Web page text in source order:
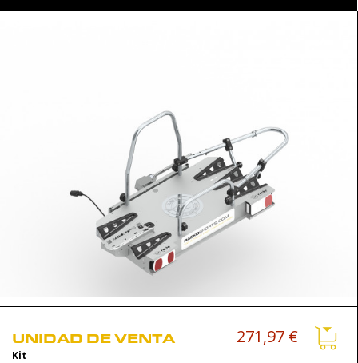
UNIDAD DE VENTA
Kit
271,97 €